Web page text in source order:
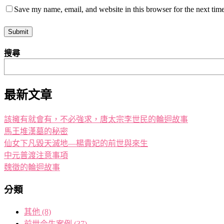
Save my name, email, and website in this browser for the next
搜尋
最新文章
該擁有就會有，不必強求，唐太宗李世民的輪迴故事
馬王堆漢墓的秘密
仙女下凡毀天滅地—楊貴妃的前世與來生
中元普渡注意事項
魏徵的輪迴故事
分類
其他 (8)